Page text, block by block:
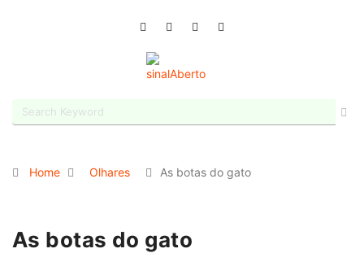
Home Olhares As botas do gato
As botas do gato